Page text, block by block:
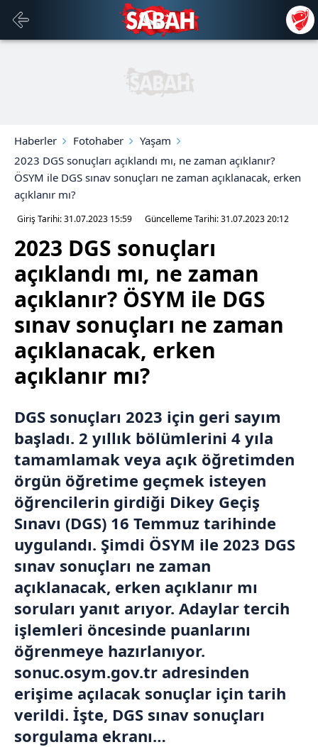
Haberler Fotohaber
Yaşam
2023 DGS sonuçları açıklandı mı, ne zaman açıklanır?
ÖSYM ile DGS sınav sonuçları ne zaman açıklanacak, erken
açıklanır mı?
Giriş Tarihi: 31.07.2023 15:59 Güncelleme Tarihi: 31.07.202320:12
2023 DGS sonuçları
açıklandı mı, ne zaman
açıklanır? ÖSYM ile DGS
sınav sonuçları ne zaman
açıklanacak, erken
açıklanır mı?
DGS sonuçları 2023 için geri sayım
başladı. 2 yıllık bölümlerini 4 yıla
tamamlamak veya açık öğretimden
örgün öğretime geçmek isteyen
öğrencilerin girdiği Dikey Geçiş
Sınavı (DGS) 16 Temmuz tarihinde
uygulandı. Şimdi ÖSYM ile 2023 DGS
sınav sonuçları ne zaman
açıklanacak, erken açıklanır mı
soruları yanıt arıyor. Adaylar tercih
işlemleri öncesinde puanlarını
öğrenmeye hazırlanıyor.
sonuc.osym.gov.tr adresinden
erişime açılacak sonuçlar için tarih
verildi. İşte, DGS sınav sonuçları
sorgulama ekranı…